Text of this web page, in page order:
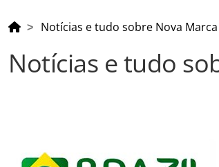
Notícias e tudo sobre Nova
Notícias e tudo